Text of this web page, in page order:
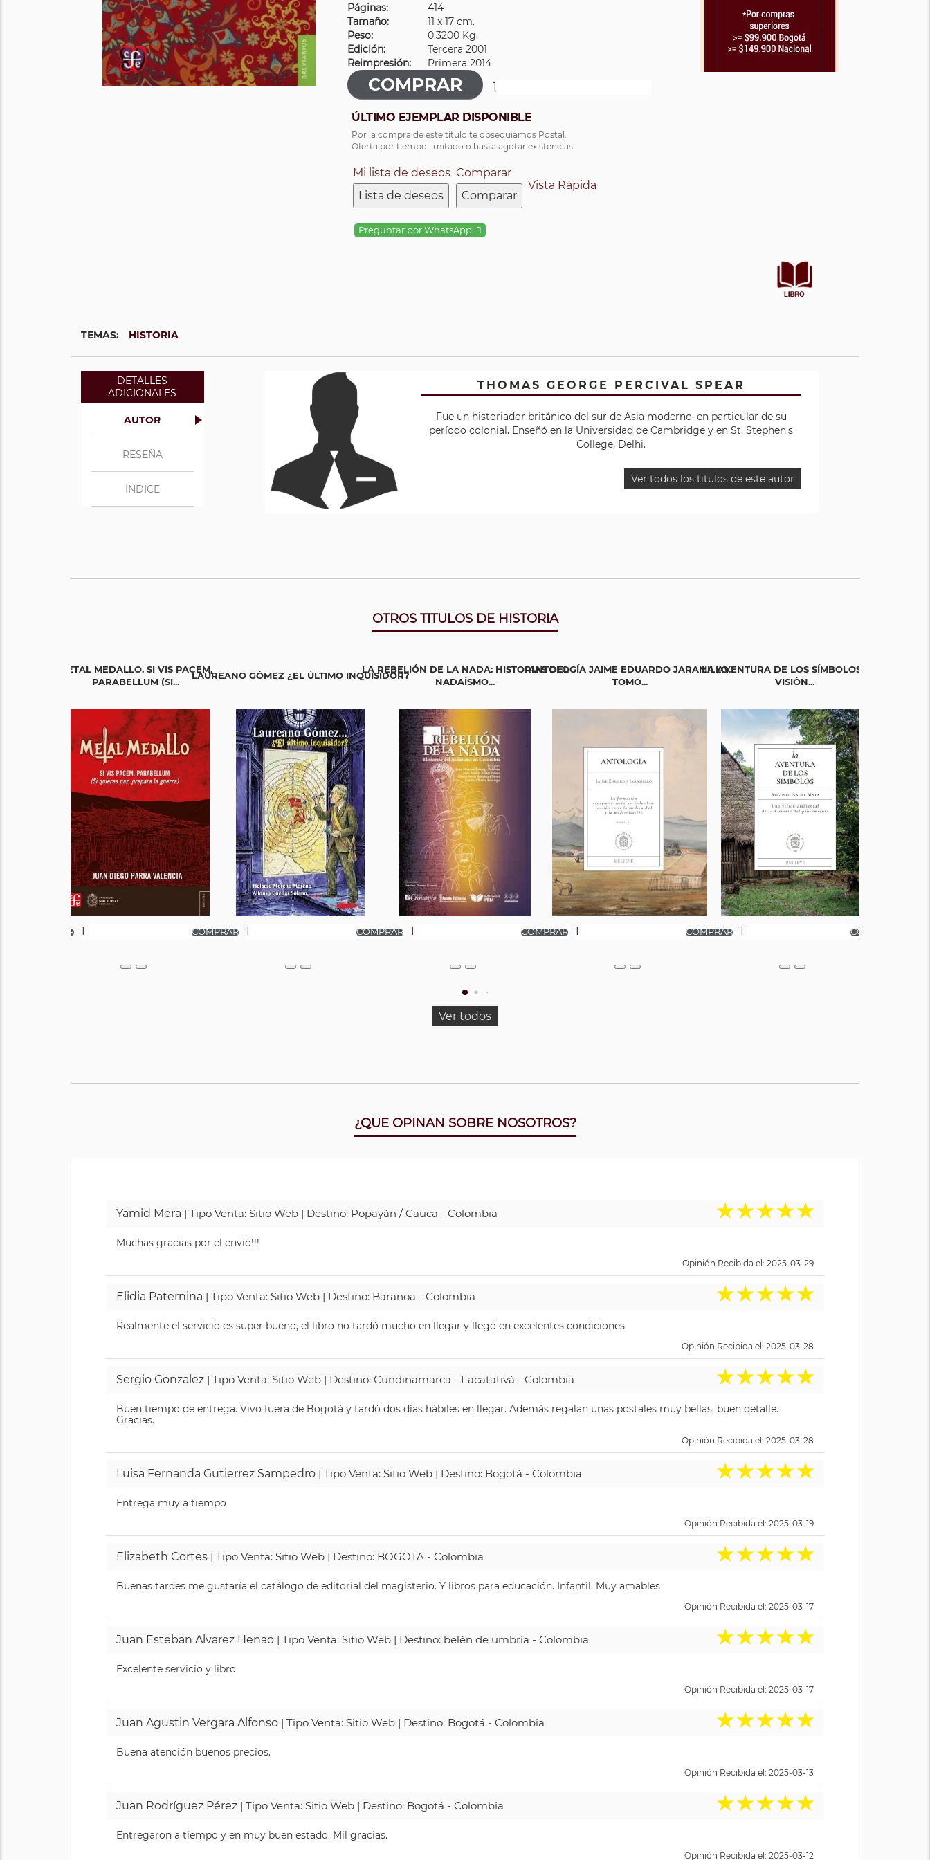
Páginas:
414
Tamaño:
11 x 17 cm.
Peso:
0.3200 Kg.
Edición:
Tercera 2001
Reimpresión:
Primera 2014
ÚLTIMO EJEMPLAR DISPONIBLE
Por la compra de este título te obsequiamos Postal.
Oferta por tiempo limitado o hasta agotar existencias
Mi lista de deseos
Lista de deseos
Comparar
Comparar
Vista Rápida
Preguntar por WhatsApp:
TEMAS: HISTORIA
DETALLES
ADICIONALES
AUTOR
RESEÑA
ÍNDICE
THOMAS GEORGE PERCIVAL SPEAR
Fue un historiador británico del sur de Asia moderno, en particular de su
período colonial. Enseñó en la Universidad de Cambridge y en St. Stephen's
College, Delhi.
Ver todos los titulos de este autor
OTROS TITULOS DE HISTORIA
METAL MEDALLO. SI VIS PACEM,
PARABELLUM (SI...
LAUREANO GÓMEZ ¿EL ÚLTIMO INQUISIDOR?
LA REBELIÓN DE LA NADA: HISTORIAS DEL
NADAÍSMO...
ANTOLOGÍA JAIME EDUARDO JARAMILLO.
TOMO...
LA AVENTURA DE LOS SÍMBOLOS. UNA
VISIÓN...
Ver todos
¿QUE OPINAN SOBRE NOSOTROS?
Yamid Mera | Tipo Venta: Sitio Web | Destino: Popayán / Cauca - Colombia ★★★★★
Muchas gracias por el envió!!!
Opinión Recibida el: 2025-03-29
Elidia Paternina | Tipo Venta: Sitio Web | Destino: Baranoa - Colombia ★★★★★
Realmente el servicio es super bueno, el libro no tardó mucho en llegar y llegó en excelentes condiciones
Opinión Recibida el: 2025-03-28
Sergio Gonzalez | Tipo Venta: Sitio Web | Destino: Cundinamarca - Facatativá - Colombia ★★★★★
Buen tiempo de entrega. Vivo fuera de Bogotá y tardó dos días hábiles en llegar. Además regalan unas postales muy bellas, buen detalle.
Gracias.
Opinión Recibida el: 2025-03-28
Luisa Fernanda Gutierrez Sampedro | Tipo Venta: Sitio Web | Destino: Bogotá - Colombia ★★★★★
Entrega muy a tiempo
Opinión Recibida el: 2025-03-19
Elizabeth Cortes | Tipo Venta: Sitio Web | Destino: BOGOTA - Colombia ★★★★★
Buenas tardes me gustaría el catálogo de editorial del magisterio. Y libros para educación. Infantil. Muy amables
Opinión Recibida el: 2025-03-17
Juan Esteban Alvarez Henao | Tipo Venta: Sitio Web | Destino: belén de umbría - Colombia ★★★★★
Excelente servicio y libro
Opinión Recibida el: 2025-03-17
Juan Agustin Vergara Alfonso | Tipo Venta: Sitio Web | Destino: Bogotá - Colombia ★★★★★
Buena atención buenos precios.
Opinión Recibida el: 2025-03-13
Juan Rodríguez Pérez | Tipo Venta: Sitio Web | Destino: Bogotá - Colombia ★★★★★
Entregaron a tiempo y en muy buen estado. Mil gracias.
Opinión Recibida el: 2025-03-12